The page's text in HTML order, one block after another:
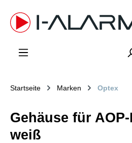
springen
Startseite Marken Optex
Gehäuse für
weiß